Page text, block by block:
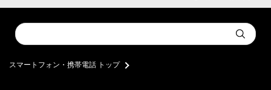
Conduct
a
Submit
スマートフォン・携帯電話 トップ